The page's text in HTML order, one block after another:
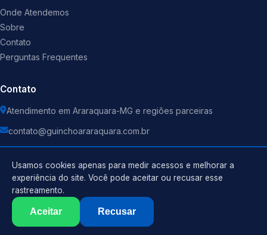
Onde Atendemos
Sobre
Contato
Perguntas Frequentes
Contato
Atendimento em Araraquara-MG e regiões parceiras
contato@guinchoararaquara.com.br
Guincho . Todos os direitos reservados.
Usamos cookies apenas para medir acessos e melhorar a
experiência do site. Você pode aceitar ou recusar esse
rastreamento.
Aceitar Recusar